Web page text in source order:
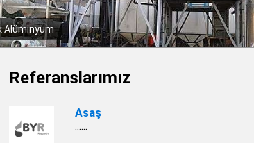
Birlik, Bursa
Referanslarımız
Asaş
......